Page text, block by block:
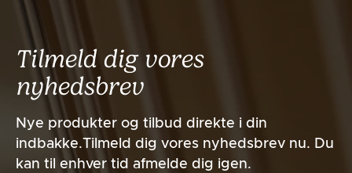
Tilmeld dig vores
nyhedsbrev
Nye produkter og tilbud direkte i din
indbakke.Tilmeld dig vores nyhedsbrev nu. Du
kan til enhver tid afmelde dig igen.